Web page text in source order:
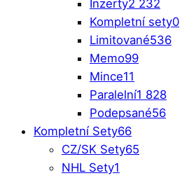
Inzerty2 232
Kompletní sety0
Limitované536
Memo99
Mince11
Paralelní1 828
Podepsané56
Kompletní Sety66
CZ/SK Sety65
NHL Sety1